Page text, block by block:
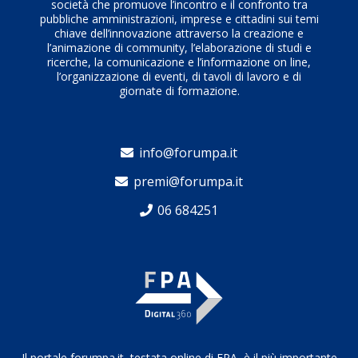
società che promuove l’incontro e il confronto tra
pubbliche amministrazioni, imprese e cittadini sui temi
chiave dell’innovazione attraverso la creazione e
l’animazione di community, l’elaborazione di studi e
ricerche, la comunicazione e l’informazione on line,
l’organizzazione di eventi, di tavoli di lavoro e di
giornate di formazione.
info@forumpa.it
premi@forumpa.it
06 684251